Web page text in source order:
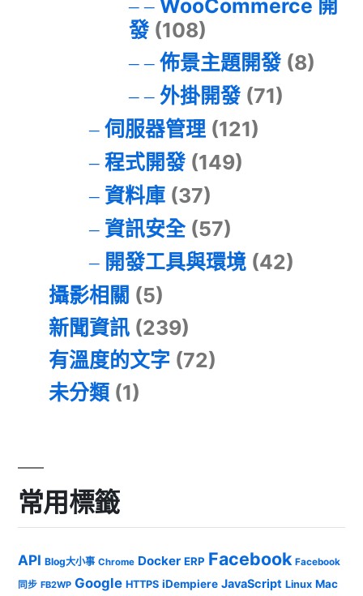
WooCommerce 開
發(108)
佈景主題開發(8)
外掛開發(71)
伺服器管理(121)
程式開發(149)
資料庫(37)
資訊安全(57)
開發工具與環境(42)
攝影相關 (5)
新聞資訊 (239)
有溫度的文字 (72)
未分類 (1)
常用標籤
API Blog大小事 Chrome Docker ERP Facebook Facebook
同步 FB2WP Google HTTPS iDempiere JavaScript Linux Mac